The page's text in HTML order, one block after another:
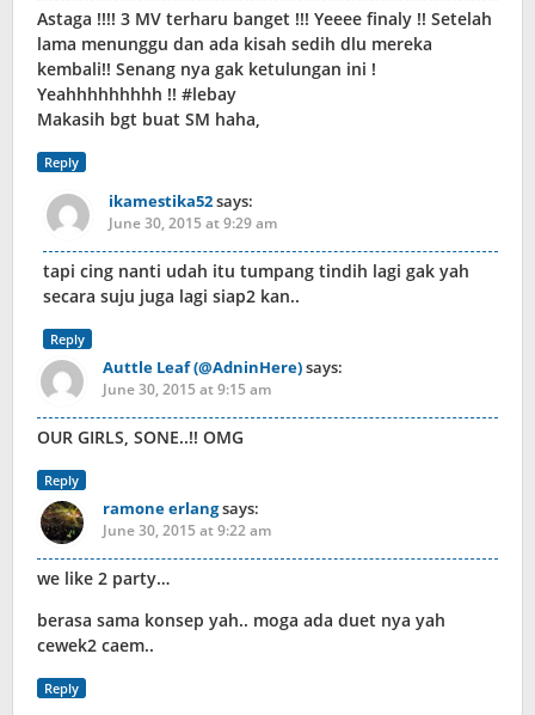
Astaga !!!! 3 MV terharu banget !!! Yeeee finaly !! Setelah
lama menunggu dan ada kisah sedih dlu mereka
kembali!! Senang nya gak ketulungan ini !
Yeahhhhhhhhh !! #lebay
Makasih bgt buat SM haha,
Reply
ikamestika52says:
June 30, 2015 at 9:29 am
tapi cing nanti udah itu tumpang tindih lagi gak yah
secara suju juga lagi siap2 kan..
Reply
Auttle Leaf (@AdninHere)says:
June 30, 2015 at 9:15 am
OUR GIRLS, SONE..!! OMG
Reply
ramone erlangsays:
June 30, 2015 at 9:22 am
we like 2 party…
berasa sama konsep yah.. moga ada duet nya yah
cewek2 caem..
Reply